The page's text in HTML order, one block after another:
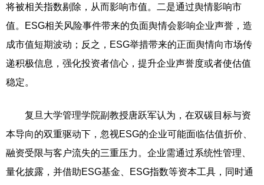
将被相关指数剔除，从而影响市值。二是通过舆情影响市
值。ESG相关风险事件带来的负面舆情会影响企业声誉，造
成市值短期波动；反之，ESG举措带来的正面舆情向市场传
递积极信息，强化投资者信心，提升企业声誉度或者使估值
稳定。
复旦大学管理学院副教授唐跃军认为，在双碳目标与资
本导向的双重驱动下，忽视ESG的企业可能面临估值折价、
融资受限与客户流失的三重压力。企业需通过系统性管理、
量化披露，并借助ESG基金、ESG指数等资本工具，同时通